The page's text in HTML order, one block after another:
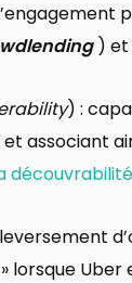
)
) :
associant
découvrabilité
» lorsque